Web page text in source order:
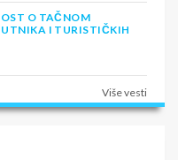
O TAČNOM
I TURISTIČKIH
Više vesti